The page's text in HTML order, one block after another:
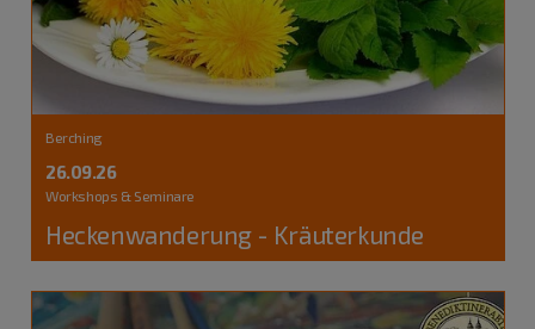
Berching
26.09.26
Workshops & Seminare
Heckenwanderung - Kräuterkunde